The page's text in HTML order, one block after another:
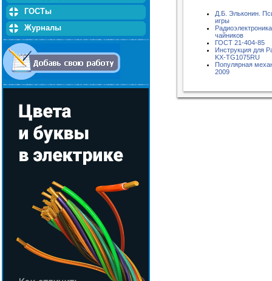
ГОСТы
Журналы
Д.Б. Эльконин.
игры
чайников
ГОСТ 21-404-85
Инструкция для
KX-TG1075RU
Популярная
2009